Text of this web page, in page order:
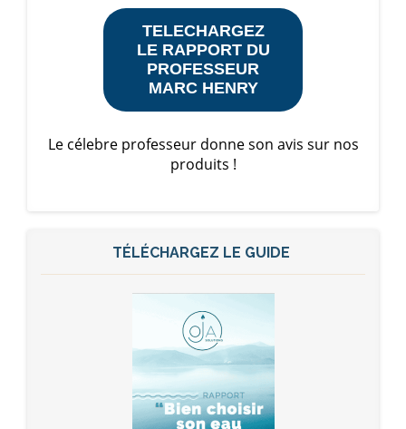
TELECHARGEZ
LE RAPPORT DU
PROFESSEUR
MARC HENRY
Le célebre professeur donne son avis sur nos
produits !
TÉLÉCHARGEZ LE GUIDE